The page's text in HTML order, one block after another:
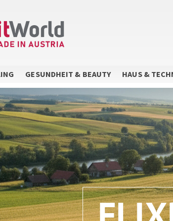
GESUNDHEIT & BEAUTY HAUS &
Sie wollen
Abonnieren